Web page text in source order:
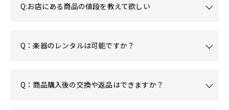
Q:お店にある商品の値段を教えて欲しい
Q：楽器のレンタルは可能ですか？
Q：商品購入後の交換や返品はできますか？